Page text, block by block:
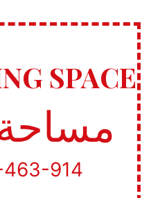
SPACE
مساحة
914